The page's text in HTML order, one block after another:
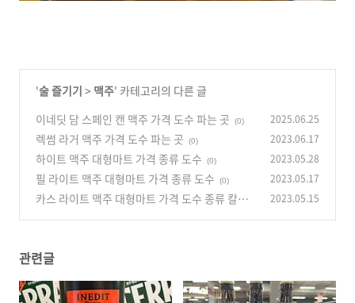
'술 즐기기 > 맥주' 카테고리의 다른 글
이네딧 담 스페인 캔 맥주 가격 도수 파는 곳
(0) 2025.06.25
렉썸 라거 맥주 가격 도수 파는 곳 (0) 2023.06.17
하이트 맥주 대형마트 가격 종류 도수 (0) 2023.05.28
필 라이트 맥주 대형마트 가격 종류 도수 (0) 2023.05.17
카스 라이트 맥주 대형마트 가격 도수 종류 칼로
2023.05.15
관련글